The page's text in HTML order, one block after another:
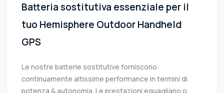
Batteria sostitutiva essenziale per il
tuo Hemisphere Outdoor Handheld
GPS
Le nostre batterie sostitutive forniscono
continuamente altissime performance in termini di
potenza & autonomia. Le prestazioni eguagliano o